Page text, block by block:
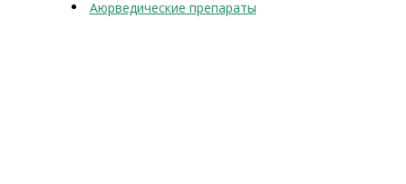
Аюрведические препараты